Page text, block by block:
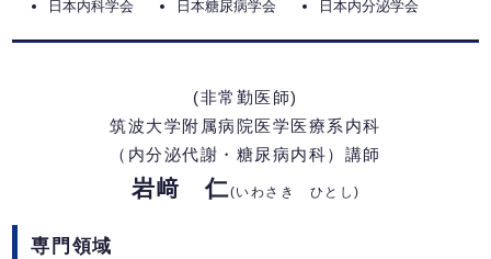
日本内科学会 日本糖尿病学会 日本内分泌学会
(非常勤医師)
筑波大学附属病院医学医療系内科
（内分泌代謝・糖尿病内科）講師
岩﨑 仁(いわさき ひとし)
専門領域